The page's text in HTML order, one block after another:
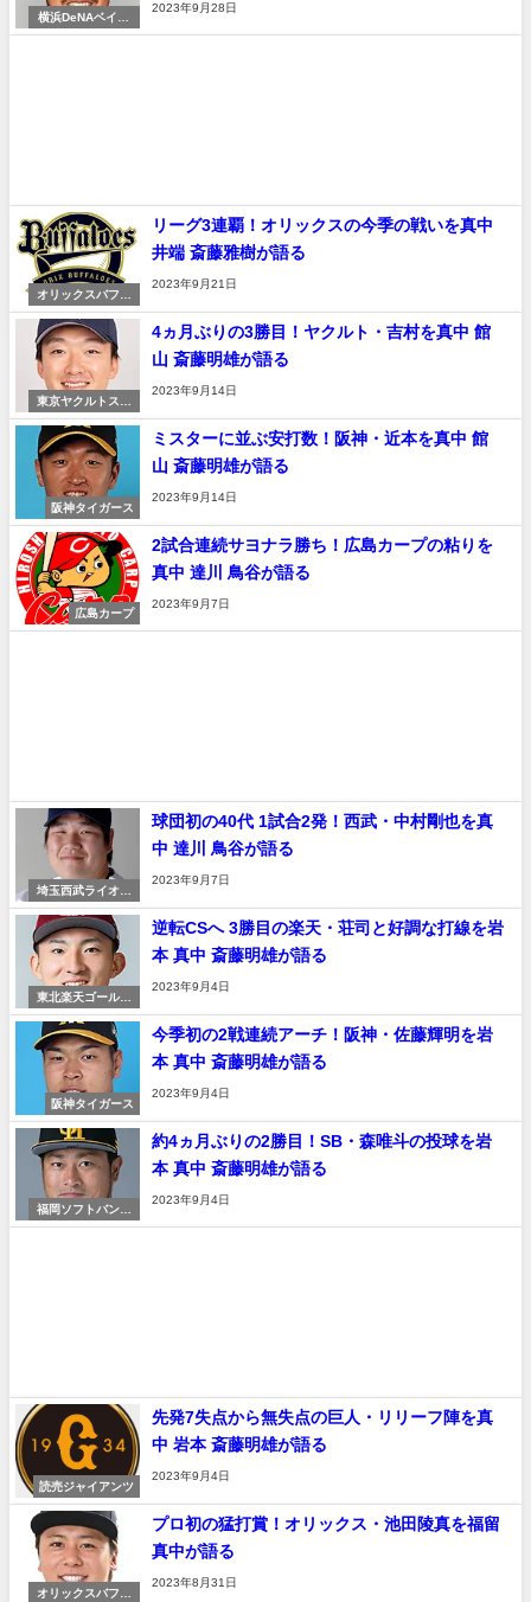
横浜DeNAベイス
ターズ
2023年9月28日
オリックスバファ
ローズ
リーグ3連覇！オリックスの今季の戦いを真中
井端 斎藤雅樹が語る
2023年9月21日
東京ヤクルトスワ
ローズ
4ヵ月ぶりの3勝目！ヤクルト・吉村を真中 館
山 斎藤明雄が語る
2023年9月14日
阪神タイガース
ミスターに並ぶ安打数！阪神・近本を真中 館
山 斎藤明雄が語る
2023年9月14日
広島カープ
2試合連続サヨナラ勝ち！広島カープの粘りを
真中 達川 鳥谷が語る
2023年9月7日
埼玉西武ライオン
ズ
球団初の40代 1試合2発！西武・中村剛也を真
中 達川 鳥谷が語る
2023年9月7日
東北楽天ゴールデ
ンイーグルス
逆転CSへ 3勝目の楽天・荘司と好調な打線を岩
本 真中 斎藤明雄が語る
2023年9月4日
阪神タイガース
今季初の2戦連続アーチ！阪神・佐藤輝明を岩
本 真中 斎藤明雄が語る
2023年9月4日
福岡ソフトバンク
ホークス
約4ヵ月ぶりの2勝目！SB・森唯斗の投球を岩
本 真中 斎藤明雄が語る
2023年9月4日
読売ジャイアンツ
先発7失点から無失点の巨人・リリーフ陣を真
中 岩本 斎藤明雄が語る
2023年9月4日
オリックスバファ
プロ初の猛打賞！オリックス・池田陵真を福留
真中が語る
2023年8月31日